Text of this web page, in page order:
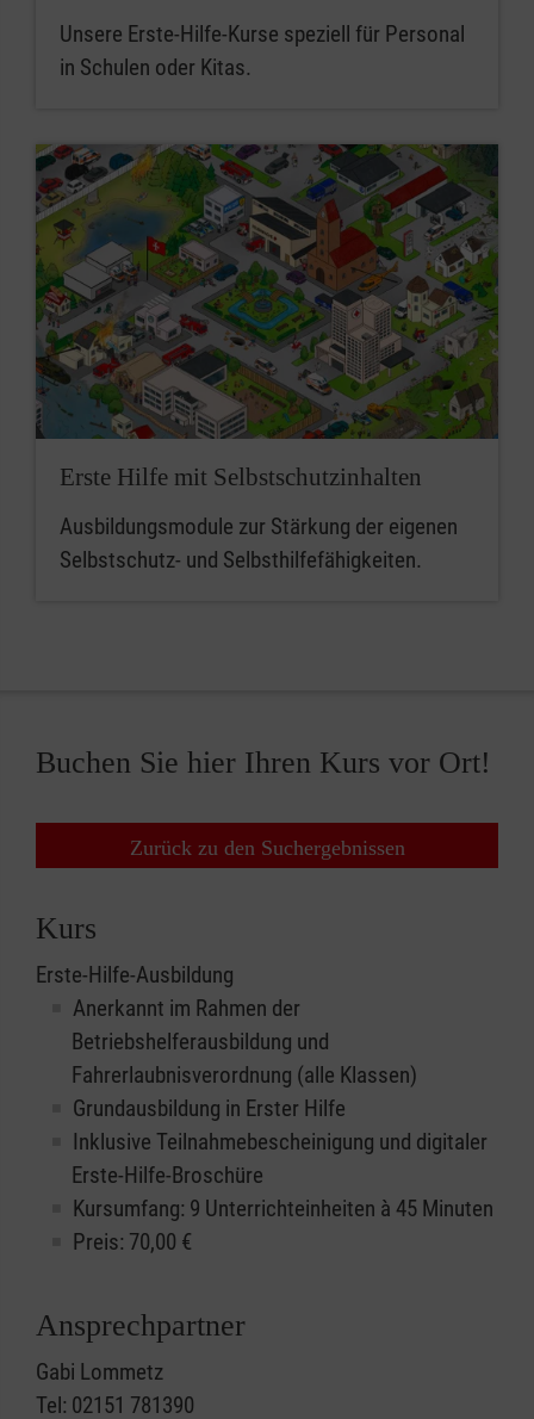
Unsere Erste-Hilfe-Kurse speziell für Personal
in Schulen oder Kitas.
Erste Hilfe mit Selbstschutzinhalten
Ausbildungsmodule zur Stärkung der eigenen
Selbstschutz- und Selbsthilfefähigkeiten.
Buchen Sie hier Ihren Kurs vor Ort!
Zurück zu den Suchergebnissen
Kurs
Erste-Hilfe-Ausbildung
Anerkannt im Rahmen der
Betriebshelferausbildung und
Fahrerlaubnisverordnung (alle Klassen)
Grundausbildung in Erster Hilfe
Inklusive Teilnahmebescheinigung und digitaler
Erste-Hilfe-Broschüre
Kursumfang: 9 Unterrichteinheiten à 45 Minuten
Preis: 70,00 €
Ansprechpartner
Gabi Lommetz
Tel: 02151 781390